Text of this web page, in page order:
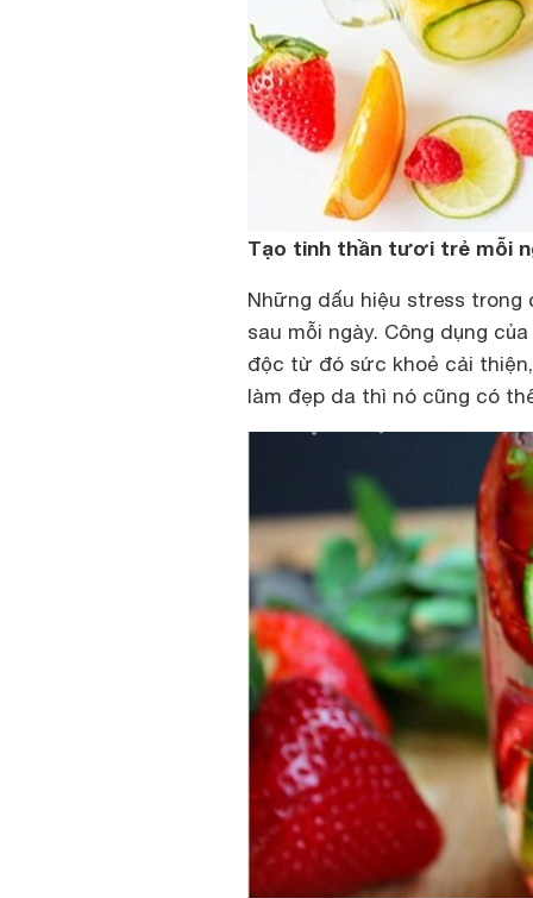
Tạo tinh thần tươi trẻ mỗi
Những dấu hiệu stress trong
sau mỗi ngày. Công dụng
độc từ đó sức khoẻ cải
làm đẹp da thì nó cũng có